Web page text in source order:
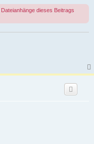
dieses Beitrags